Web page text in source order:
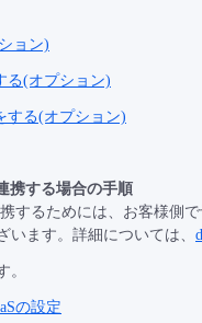
ョン)
る(オプション)
する(オプション)
携する場合の手順
携するためには、お客様側
います。詳細については、
。
の設定